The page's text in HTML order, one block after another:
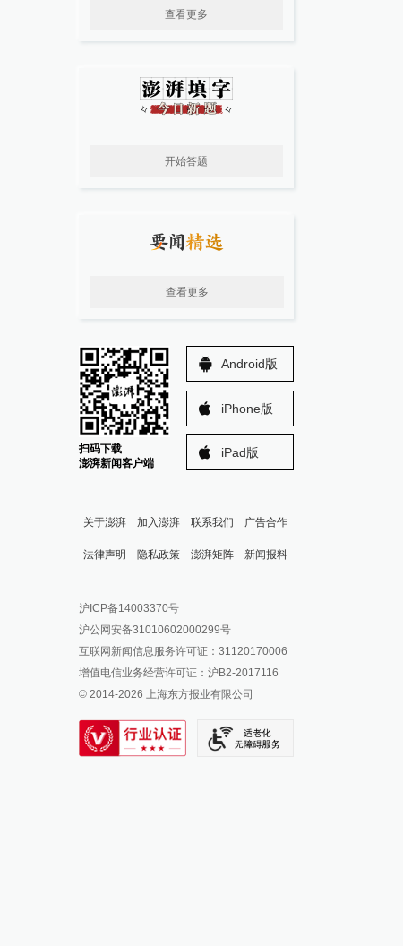
查看更多
开始答题
查看更多
扫码下载
澎湃新闻客户端
Android版
iPhone版
iPad版
关于澎湃 加入澎湃 联系我们 广告合作
法律声明 隐私政策 澎湃矩阵
澎湃新闻公众号
澎湃新闻抖音号
派生万物开放平台
IP SHANGHAI
SIXTH TONE
新闻报料
报料邮箱: news@thepaper.cn
沪ICP备14003370号
沪公网安备31010602000299号
互联网新闻信息服务许可证：31120170006
增值电信业务经营许可证：沪B2-2017116
© 2014-2026 上海东方报业有限公司